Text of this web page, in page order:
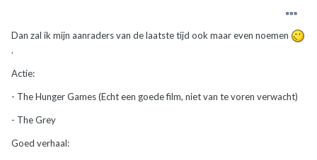
Dan zal ik mijn aanraders van de laatste tijd ook maar even noemen
.
Actie:
- The Hunger Games (Echt een goede film, niet van te voren verwacht)
- The Grey
Goed verhaal: